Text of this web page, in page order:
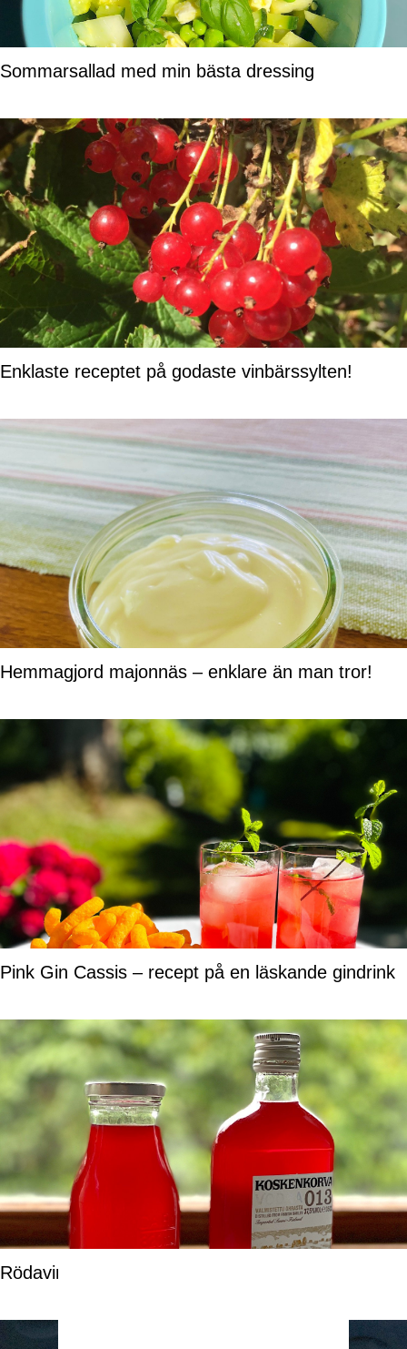
Sommarsallad med min bästa dressing
Enklaste receptet på godaste vinbärssylten!
Hemmagjord majonnäs – enklare än man tror!
Pink Gin Cassis – recept på en läskande gindrink
Rödavinbärssaft enkelt recept på liten sats